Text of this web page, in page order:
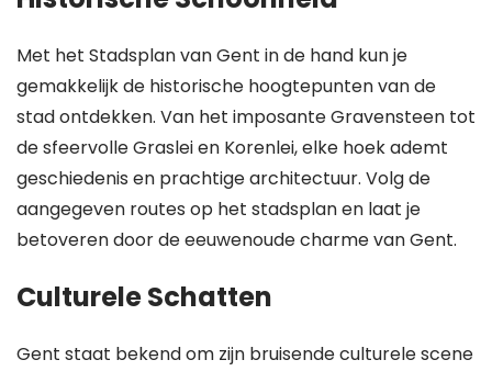
Met het Stadsplan van Gent in de hand kun je
gemakkelijk de historische hoogtepunten van de
stad ontdekken. Van het imposante Gravensteen tot
de sfeervolle Graslei en Korenlei, elke hoek ademt
geschiedenis en prachtige architectuur. Volg de
aangegeven routes op het stadsplan en laat je
betoveren door de eeuwenoude charme van Gent.
Culturele Schatten
Gent staat bekend om zijn bruisende culturele scene